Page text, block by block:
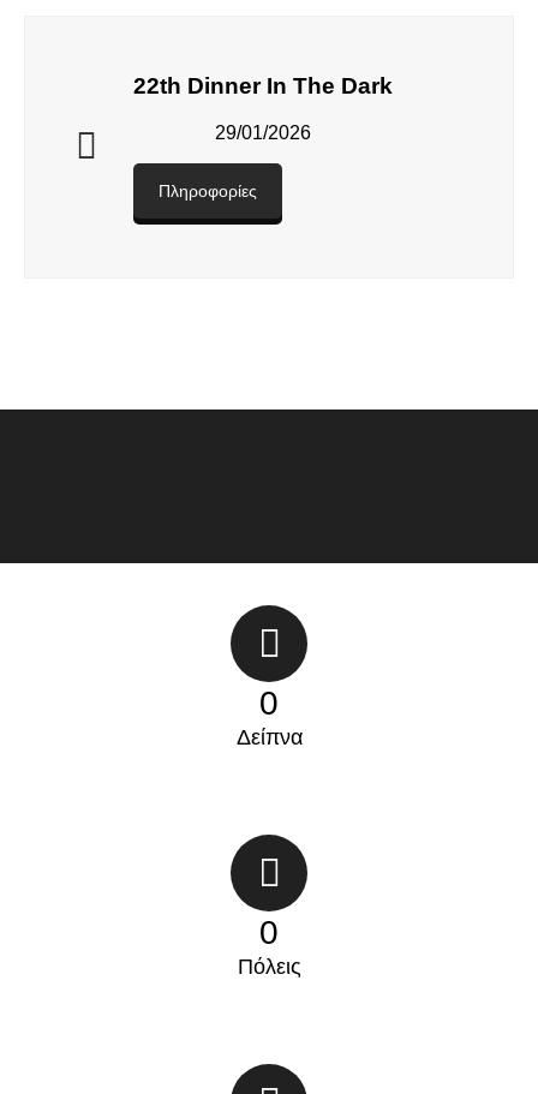
22th Dinner In The Dark
29/01/2026
Πληροφορίες
0
Δείπνα
0
Πόλεις